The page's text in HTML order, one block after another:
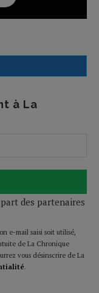
à La
des partenaires
e-mail saisi soit utilisé,
de La Chronique
vous désinscrire de La
.